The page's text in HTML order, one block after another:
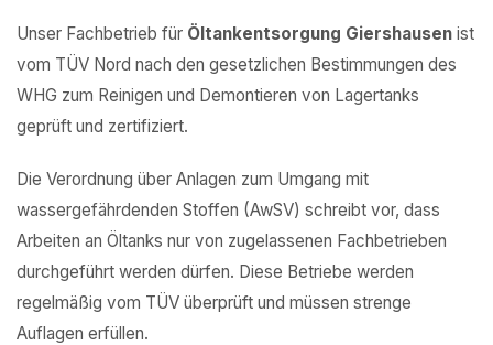
Unser Fachbetrieb für Öltankentsorgung Giershausen ist
vom TÜV Nord nach den gesetzlichen Bestimmungen des
WHG zum Reinigen und Demontieren von Lagertanks
geprüft und zertifiziert.
Die Verordnung über Anlagen zum Umgang mit
wassergefährdenden Stoffen (AwSV) schreibt vor, dass
Arbeiten an Öltanks nur von zugelassenen Fachbetrieben
durchgeführt werden dürfen. Diese Betriebe werden
regelmäßig vom TÜV überprüft und müssen strenge
Auflagen erfüllen.